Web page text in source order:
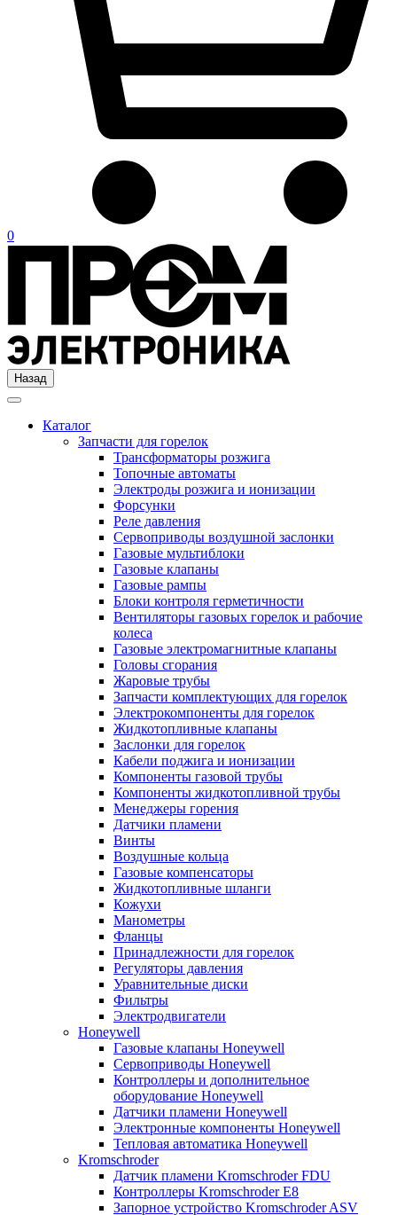
0
Назад
Каталог
Запчасти для горелок
Трансформаторы розжига
Топочные автоматы
Электроды розжига и ионизации
Форсунки
Реле давления
Сервоприводы воздушной заслонки
Газовые мультиблоки
Газовые клапаны
Газовые рампы
Блоки контроля герметичности
Вентиляторы газовых горелок и рабочие
колеса
Газовые электромагнитные клапаны
Головы сгорания
Жаровые трубы
Запчасти комплектующих для горелок
Электрокомпоненты для горелок
Жидкотопливные клапаны
Заслонки для горелок
Кабели поджига и ионизации
Компоненты газовой трубы
Компоненты жидкотопливной трубы
Менеджеры горения
Датчики пламени
Винты
Воздушные кольца
Газовые компенсаторы
Жидкотопливные шланги
Кожухи
Манометры
Фланцы
Принадлежности для горелок
Регуляторы давления
Уравнительные диски
Фильтры
Электродвигатели
Honeywell
Газовые клапаны Honeywell
Сервоприводы Honeywell
Контроллеры и дополнительное
оборудование Honeywell
Датчики пламени Honeywell
Электронные компоненты Honeywell
Тепловая автоматика Honeywell
Kromschroder
Датчик пламени Kromschroder FDU
Контроллеры Kromschroder E8
Запорное устройство Kromschroder ASV